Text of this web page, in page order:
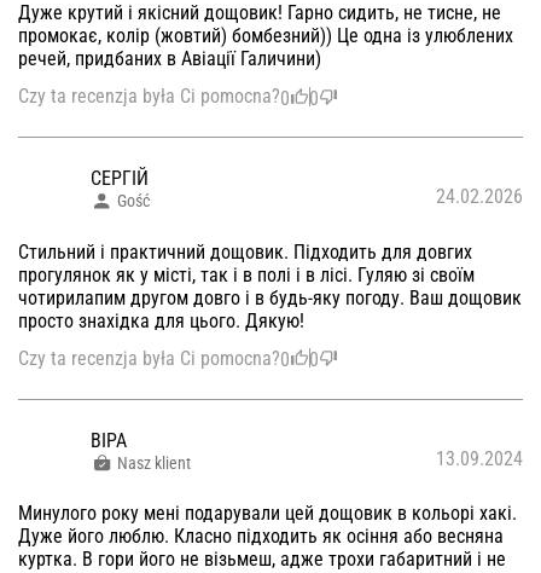
Дуже крутий і якісний дощовик! Гарно сидить, не тисне, не
промокає, колір (жовтий) бомбезний)) Це одна із улюблених
речей, придбаних в Авіації Галичини)
Czy ta recenzja była Ci pomocna?0 0
СЕРГІЙ
Gość 24.02.2026
Стильний і практичний дощовик. Підходить для довгих
прогулянок як у місті, так і в полі і в лісі. Гуляю зі своїм
чотирилапим другом довго і в будь-яку погоду. Ваш дощовик
просто знахідка для цього. Дякую!
Czy ta recenzja była Ci pomocna?0 0
ВІРА
Nasz klient 13.09.2024
Минулого року мені подарували цей дощовик в кольорі хакі.
Дуже його люблю. Класно підходить як осіння або весняна
куртка. В гори його не візьмеш, адже трохи габаритний і не